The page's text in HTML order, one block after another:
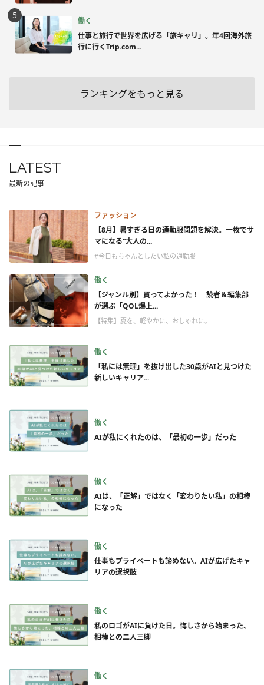
働く
仕事と旅行で世界を広げる「旅キャリ」。年4回海外旅
行に行くTrip.com...
ランキングをもっと見る
LATEST
最新の記事
ファッション
【8月】暑すぎる日の通勤服問題を解決。一枚でサ
マになる“大人の...
#今日もちゃんとしたい私の通勤服
働く
【ジャンル別】買ってよかった！ 読者＆編集部
が選ぶ「QOL爆上...
【特集】夏を、軽やかに、おしゃれに。
働く
「私には無理」を抜け出した30歳がAIと見つけた
新しいキャリア...
働く
AIが私にくれたのは、「最初の一歩」だった
働く
AIは、「正解」ではなく「変わりたい私」の相棒
になった
働く
仕事もプライベートも諦めない。AIが広げたキャ
リアの選択肢
働く
私のロゴがAIに負けた日。悔しさから始まった、
相棒との二人三脚
働く